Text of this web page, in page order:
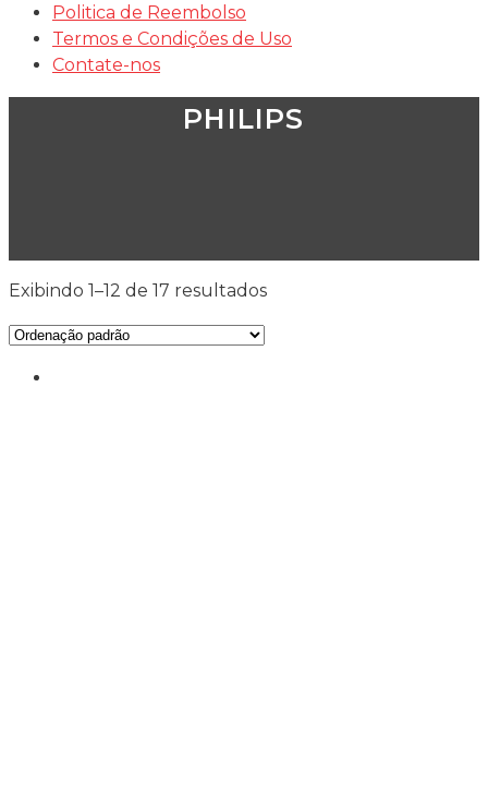
Politica de Reembolso
Termos e Condições de Uso
Contate-nos
PHILIPS
Exibindo 1–12 de 17 resultados